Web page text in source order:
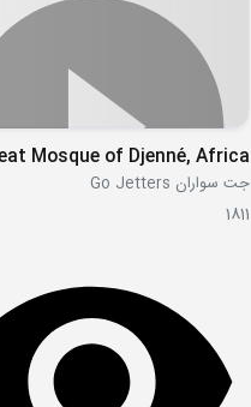
جت سواران Go Jetters
1811